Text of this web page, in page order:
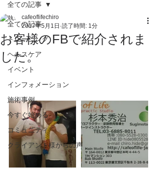
全ての記事
トレーニング
ヘルスケア
イベント
インフォメーション
施術事例
今すぐ始める
コミュニティ
クライアント様からの声
全ての記事
お客様のFBで紹介されま
した。
cafeoflifechiro
2017年5月1日 読了時間: 1分